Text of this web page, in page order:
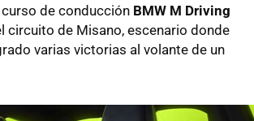
de conducción BMW M Driving
circuito de Misano, escenario donde
varias victorias al volante de un